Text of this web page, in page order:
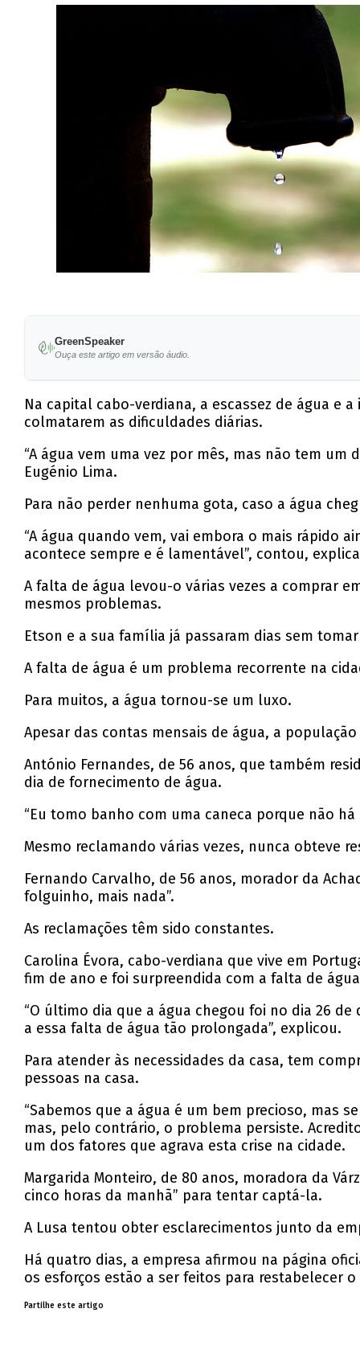
GreenSpeaker
Ouça este artigo em versão áudio.
Na capital cabo-verdiana, a escassez de água e
colmatarem as dificuldades diárias.
“A água vem uma vez por mês, mas não tem
Eugénio Lima.
Para não perder nenhuma gota, caso a água
“A água quando vem, vai embora o mais rápido
acontece sempre e é lamentável”, contou,
A falta de água levou-o várias vezes a comprar
mesmos problemas.
Etson e a sua família já passaram dias sem
A falta de água é um problema recorrente na
Para muitos, a água tornou-se um luxo.
Apesar das contas mensais de água, a
António Fernandes, de 56 anos, que também
dia de fornecimento de água.
“Eu tomo banho com uma caneca porque não
Mesmo reclamando várias vezes, nunca obteve
Fernando Carvalho, de 56 anos, morador da
folguinho, mais nada”.
As reclamações têm sido constantes.
Carolina Évora, cabo-verdiana que vive em
fim de ano e foi surpreendida com a falta de
“O último dia que a água chegou foi no dia 26
a essa falta de água tão prolongada”, explicou.
Para atender às necessidades da casa, tem
pessoas na casa.
“Sabemos que a água é um bem precioso, mas
mas, pelo contrário, o problema persiste.
um dos fatores que agrava esta crise na cidade.
Margarida Monteiro, de 80 anos, moradora da
cinco horas da manhã” para tentar captá-la.
A Lusa tentou obter esclarecimentos junto da
Há quatro dias, a empresa afirmou na página
os esforços estão a ser feitos para restabelecer
Partilhe este artigo